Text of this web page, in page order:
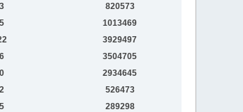
820573
1013469
3929497
3504705
2934645
526473
289298